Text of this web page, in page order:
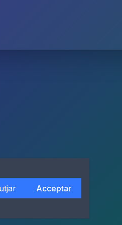
Acceptar